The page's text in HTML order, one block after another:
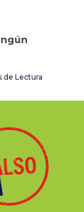
de Lectura